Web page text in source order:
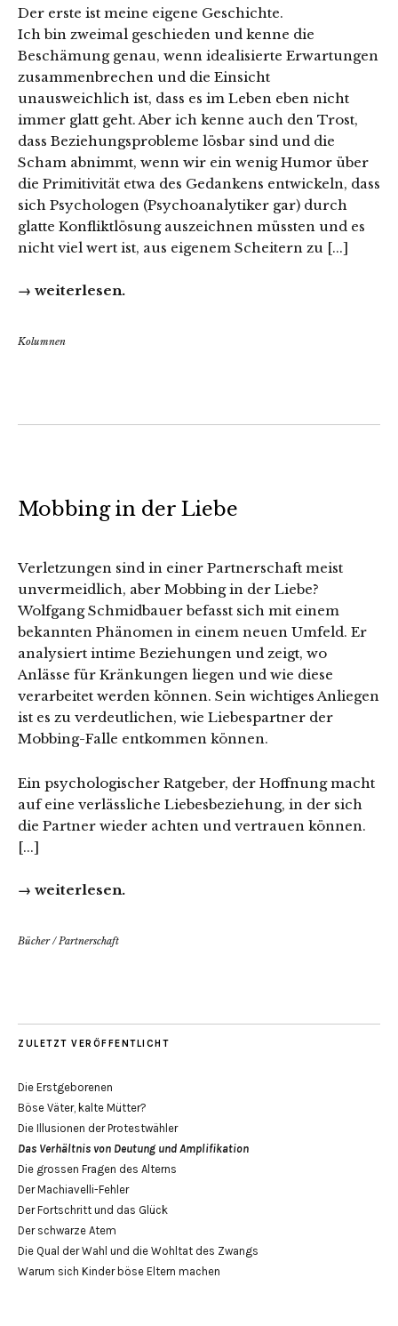
Der erste ist meine eigene Geschichte.
Ich bin zweimal geschieden und kenne die
Beschämung genau, wenn idealisierte Erwartungen
zusammenbrechen und die Einsicht
unausweichlich ist, dass es im Leben eben nicht
immer glatt geht. Aber ich kenne auch den Trost,
dass Beziehungsprobleme lösbar sind und die
Scham abnimmt, wenn wir ein wenig Humor über
die Primitivität etwa des Gedankens entwickeln, dass
sich Psychologen (Psychoanalytiker gar) durch
glatte Konfliktlösung auszeichnen müssten und es
nicht viel wert ist, aus eigenem Scheitern zu [...]
→ weiterlesen.
Kolumnen
Mobbing in der Liebe
Verletzungen sind in einer Partnerschaft meist
unvermeidlich, aber Mobbing in der Liebe?
Wolfgang Schmidbauer befasst sich mit einem
bekannten Phänomen in einem neuen Umfeld. Er
analysiert intime Beziehungen und zeigt, wo
Anlässe für Kränkungen liegen und wie diese
verarbeitet werden können. Sein wichtiges Anliegen
ist es zu verdeutlichen, wie Liebespartner der
Mobbing-Falle entkommen können.
Ein psychologischer Ratgeber, der Hoffnung macht
auf eine verlässliche Liebesbeziehung, in der sich
die Partner wieder achten und vertrauen können.
[...]
→ weiterlesen.
Bücher/ Partnerschaft
ZULETZT VERÖFFENTLICHT
Die Erstgeborenen
Böse Väter, kalte Mütter?
Die Illusionen der Protestwähler
Das Verhältnis von Deutung und Amplifikation
Die grossen Fragen des Alterns
Der Machiavelli-Fehler
Der Fortschritt und das Glück
Der schwarze Atem
Die Qual der Wahl und die Wohltat des Zwangs
Warum sich Kinder böse Eltern machen